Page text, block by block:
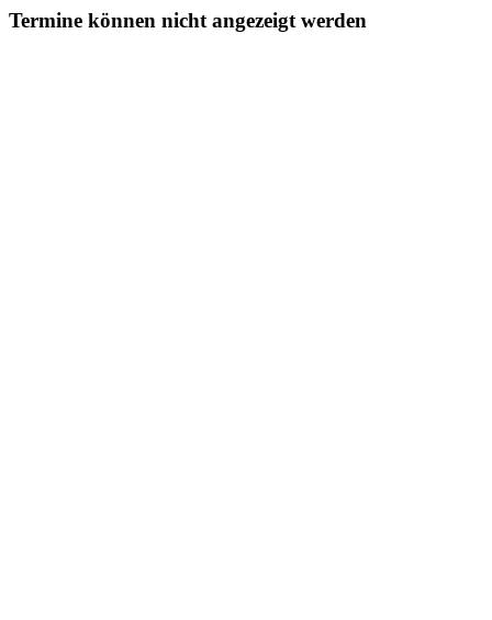
Termine können nicht angezeigt werden